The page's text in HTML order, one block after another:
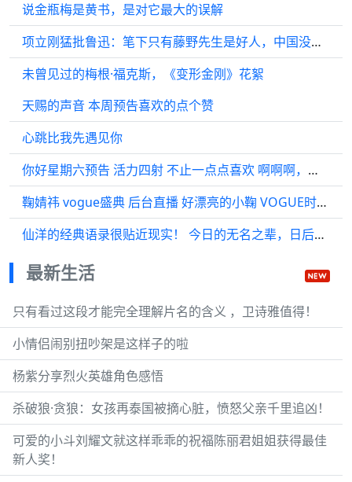
说金瓶梅是黄书，是对它最大的误解
项立刚猛批鲁迅：笔下只有藤野先生是好人，中国没一个好人！
未曾见过的梅根·福克斯，《变形金刚》花絮
天赐的声音 本周预告喜欢的点个赞
心跳比我先遇见你
你好星期六预告 活力四射 不止一点点喜欢 啊啊啊，下周末快来吧…
鞠婧祎 vogue盛典 后台直播 好漂亮的小鞠 VOGUE时尚之力盛会
仙洋的经典语录很贴近现实！ 今日的无名之辈，日后，你怎知他不能威震天下！
最新生活
只有看过这段才能完全理解片名的含义 ，卫诗雅值得！
小情侣闹别扭吵架是这样子的啦
杨紫分享烈火英雄角色感悟
杀破狼·贪狼：女孩再泰国被摘心脏，愤怒父亲千里追凶！
可爱的小斗刘耀文就这样乖乖的祝福陈丽君姐姐获得最佳
新人奖！